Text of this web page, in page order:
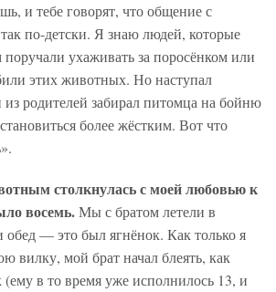
и тебе говорят, что общение с
по-детски. Я знаю людей, которые
ухаживать за поросёнком или
этих животных. Но наступал
из родителей забирал питомца на бойню
более жёстким. Вот что
столкнулась с моей любовью к
восемь.Мы с братом летели в
обед — это был ягнёнок. Как только я
вилку, мой брат начал блеять, как
в то время уже исполнилось 13, и